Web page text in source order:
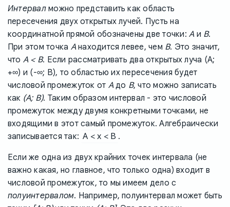
Интервалможно представить как область
пересечения двух открытых лучей. Пусть на
координатной прямой обозначены две точки:Aи B.
При этом точка Aнаходится левее, чем B. Это значит,
что A < B. Если рассматривать два открытых луча (A;
+∞) и (-∞; B), то областью их пересечения будет
числовой промежуток от Aдо B, что можно записать
как (A; B). Таким образом интервал - это числовой
промежуток между двумя конкретными точками, не
входящими в этот самый промежуток. Алгебраически
записывается так: A < x < B .
Если же одна из двух крайних точек интервала (не
важно какая, но главное, что только одна) входит в
числовой промежуток, то мы имеем дело с
полуинтервалом. Например, полуинтервал может быть